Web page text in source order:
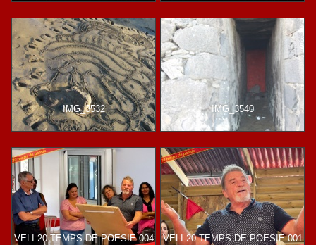
IMG_3532 IMG_3540
VELI-20-TEMPS-DE-POESIE-004 VELI-20-TEMPS-DE-POESIE-001